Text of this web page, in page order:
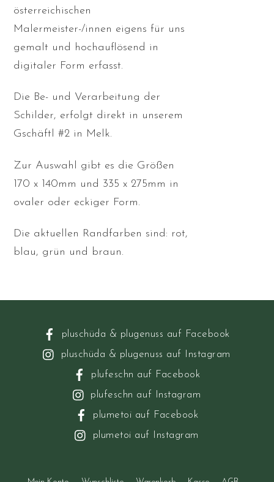
österreichischen
Malermeister-/innen eigens für uns
gemalt und hochauflösend in
digitaler Form erfasst.
Die Be- und Verarbeitung der
Schilder, erfolgt direkt in unserem
Gschäftl #2 in Melk.
Zur Auswahl gibt es die Größen
170 x 140mm und 335 x 275mm in
ovaler oder eckiger Form.
Die aktuellen Randfarben sind: rot,
blau, grün und braun.
pluschüda & plugenuss auf Facebook
pluschüda & plugenuss auf Instagram
plufeschn auf Facebook
plufeschn auf Instagram
plumetoi auf Facebook
plumetoi auf Instagram